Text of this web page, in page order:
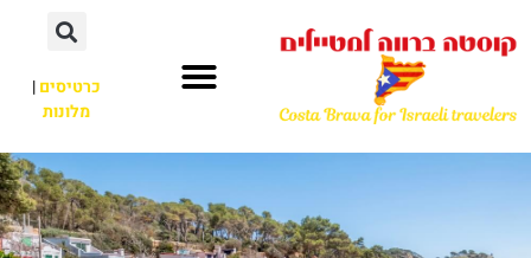
כרטיסים|
מלונות